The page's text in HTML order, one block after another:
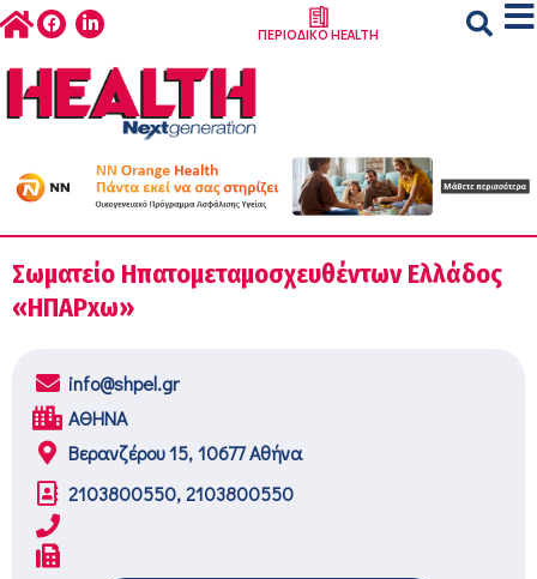
ΠΕΡΙΟΔΙΚΟ HEALTH
Σωματείο Ηπατομεταμοσχευθέντων Ελλάδος
«ΗΠΑΡxω»
info@shpel.gr
ΑΘΗΝΑ
Βερανζέρου 15, 10677 Αθήνα
2103800550, 2103800550